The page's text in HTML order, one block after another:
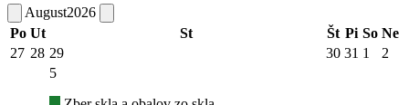
August2026
Po Ut St Št Pi So Ne
27 28 29 30 31 1 2
5